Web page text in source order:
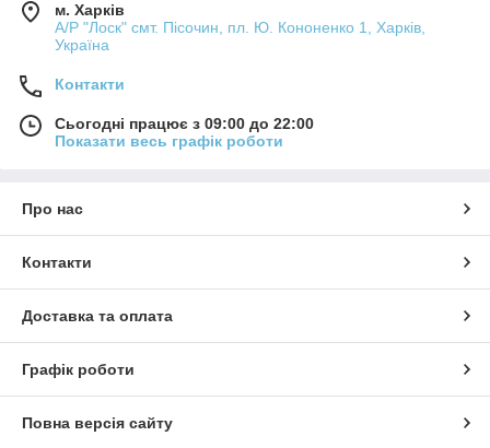
м. Харків
А/Р "Лоск" смт. Пісочин, пл. Ю. Кононенко 1, Харків,
Україна
Контакти
Сьогодні працює з 09:00 до 22:00
Показати весь графік роботи
Про нас
Контакти
Доставка та оплата
Графік роботи
Повна версія сайту